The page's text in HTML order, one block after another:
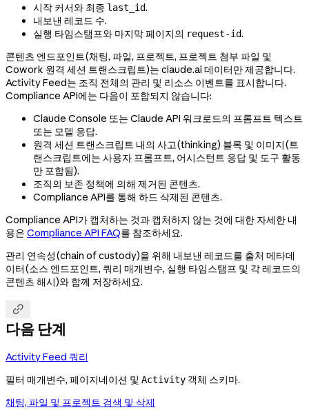
시작 커서와 최종 last_id.
내보낸 레코드 수.
실행 타임스탬프와 마지막 페이지의 request-id.
콘텐츠 엔드포인트(채팅, 파일, 프로젝트, 프로젝트 첨부 파일 및
Cowork 원격 세션 트랜스크립트)는 claude.ai 데이터만 제공합니다.
Activity Feed는 조직 전체의 관리 및 리소스 이벤트를 표시합니다.
Compliance API에는 다음이 포함되지 않습니다:
Claude Console 또는 Claude API 워크로드의 프롬프트 텍스트
또는 모델 응답.
원격 세션 트랜스크립트 내의 사고(thinking) 블록 및 이미지(트
랜스크립트에는 사용자 프롬프트, 어시스턴트 응답 및 도구 활동
만 포함됨).
조직의 보존 정책에 의해 제거된 콘텐츠.
Compliance API를 통해 하드 삭제된 콘텐츠.
Compliance API가 캡처하는 것과 캡처하지 않는 것에 대한 자세한 내
용은 Compliance API FAQ를 참조하세요.
관리 연속성(chain of custody)을 위해 내보낸 레코드를 출처 메타데
이터(소스 엔드포인트, 쿼리 매개변수, 실행 타임스탬프 및 각 레코드의
콘텐츠 해시)와 함께 저장하세요.

다음 단계
Activity Feed 쿼리
필터 매개변수, 페이지네이션 및 Activity 객체 스키마.
채팅, 파일 및 프로젝트 검색 및 삭제